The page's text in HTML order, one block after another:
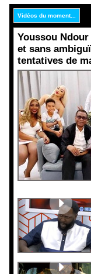
Vidéos du moment...
Youssou
et sans
tentatives de